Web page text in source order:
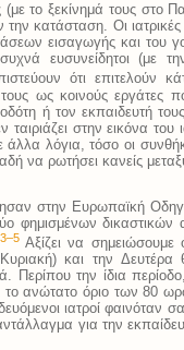
το ξεκίνημά τους στο
κατάσταση. Οι
εισαγωγής και του
ευσυνείδητοι (με
ότι επιτελούν
ως κοινούς εργάτες
ή τον εκπαιδευτή
στην εικόνα του
λόγια, τόσο οι
να ρωτήσει κανείς
στην Ευρωπαϊκή
δικαστικών
3–5Αξίζει να σημειώσουμε
και την Δευτέρα
Περίπου την ίδια
ανώτατο όριο των 80
ιατροί
για την